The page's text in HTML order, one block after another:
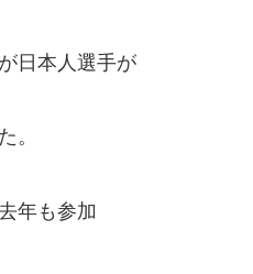
日本人選手が
。
年も参加